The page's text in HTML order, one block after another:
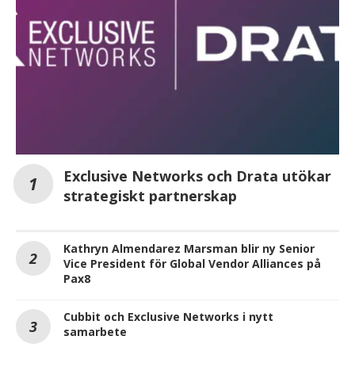
Exclusive Networks och Drata utökar
strategiskt partnerskap
Kathryn Almendarez Marsman blir ny Senior
Vice President för Global Vendor Alliances på
Pax8
Cubbit och Exclusive Networks i nytt
samarbete